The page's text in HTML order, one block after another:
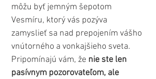
môžu byť jemným šepotom
Vesmíru, ktorý vás pozýva
zamyslieť sa nad prepojením vášho
vnútorného a vonkajšieho sveta.
Pripomínajú vám, že nie ste len
pasívnym pozorovateľom, ale